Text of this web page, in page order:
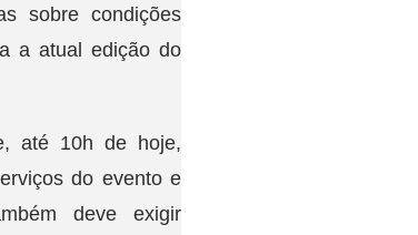
sobre condições
a atual edição do
até 10h de hoje,
do evento e
deve exigir